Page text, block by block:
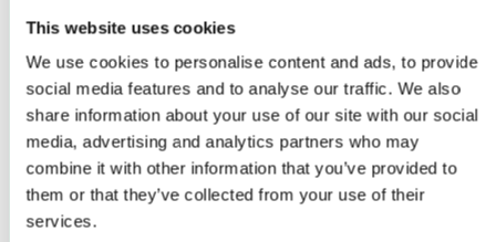
This website uses cookies
We use cookies to personalise content and ads, to provide
social media features and to analyse our traffic. We also
share information about your use of our site with our social
media, advertising and analytics partners who may
combine it with other information that you’ve provided to
them or that they’ve collected from your use of their
services.
dit liv.
Book de hold, der hjælper dig med at finde din rytme.
10% i yum caféen, imens dit medlemsskab er aktivt.
Jeg er 30+ — start for 399 kr.
For new members only! Your pass is valid for 30 days, starting
from the purchase date, and grants you access to an unlimited
number of yoga classes during this period. No further binding
applies. Claiming the offer, you confirm to have read the
& conditions